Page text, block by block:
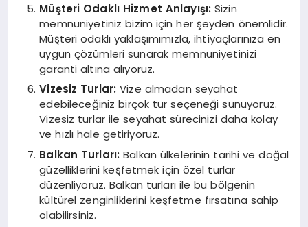
Müşteri Odaklı Hizmet Anlayışı: Sizin
memnuniyetiniz bizim için her şeyden önemlidir.
Müşteri odaklı yaklaşımımızla, ihtiyaçlarınıza en
uygun çözümleri sunarak memnuniyetinizi
garanti altına alıyoruz.
Vizesiz Turlar: Vize almadan seyahat
edebileceğiniz birçok tur seçeneği sunuyoruz.
Vizesiz turlar ile seyahat sürecinizi daha kolay
ve hızlı hale getiriyoruz.
Balkan Turları: Balkan ülkelerinin tarihi ve doğal
güzelliklerini keşfetmek için özel turlar
düzenliyoruz. Balkan turları ile bu bölgenin
kültürel zenginliklerini keşfetme fırsatına sahip
olabilirsiniz.